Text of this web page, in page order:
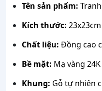
Tên sản phẩm:
Kích thước: 23x23cm
Chất liệu: Đồng cao
Bề mặt: Mạ vàng 24K
Khung: Gỗ tự nhiên